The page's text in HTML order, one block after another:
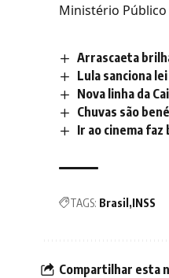
Ministério Público
Arrascaeta
Lula sanciona
Nova linha da
Chuvas são
Ir ao cinema
TAGS: Brasil INSS
Compartilhar esta